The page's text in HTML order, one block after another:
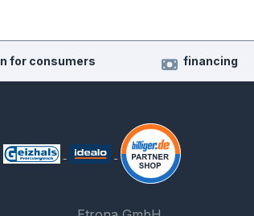
for consumers financing